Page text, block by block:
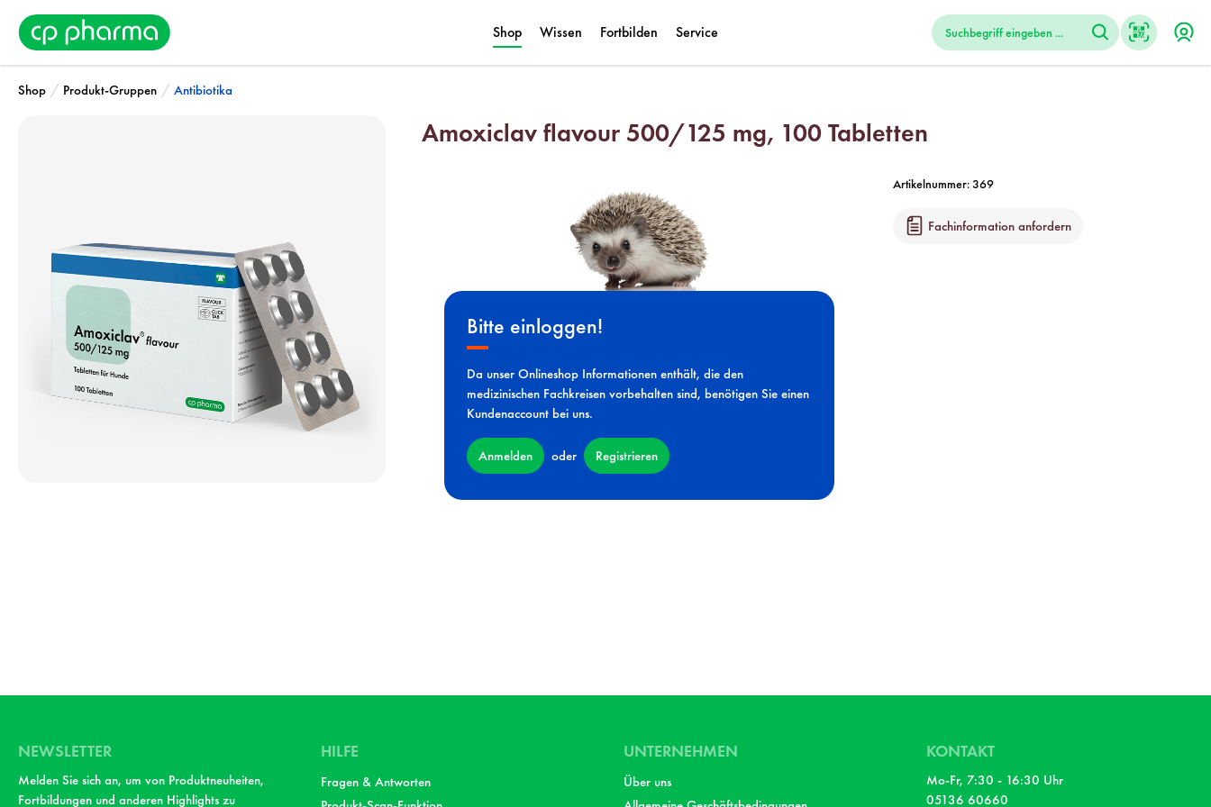
Shop Wissen Fortbilden Service
Shop / Produkt-Gruppen / Antibiotika
Amoxiclav flavour 500/125 mg, 100 Tabletten
Bitte einloggen!
Da unser Onlineshop Informationen enthält, die den
medizinischen Fachkreisen vorbehalten sind, benötigen Sie einen
Kundenaccount bei uns.
Anmelden oder Registrieren
Artikelnummer:369
Fachinformation anfordern
NEWSLETTER
Melden Sie sich an, um von Produktneuheiten,
Fortbildungen und anderen Highlights zu
HILFE
Fragen & Antworten
UNTERNEHMEN
Über uns
KONTAKT
Mo-Fr, 7:30 - 16:30 Uhr
05136 60660